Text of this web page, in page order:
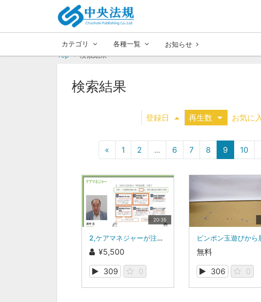
カテゴリ 各種一覧 お知らせ
Top
検索結果
検索結果
登録日 再生数 お気に
« 1 2 ... 6 7 8 9 10
20:35
2,ケアマネジャーが注目したい 2024年度介護保険制度の改正ポイント（その２）
¥5,500
309
0
無料
306
0